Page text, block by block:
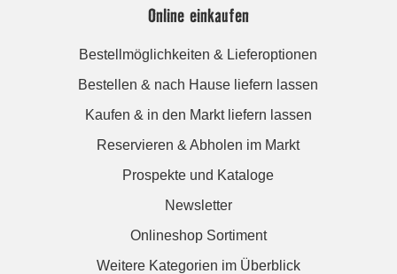
Online einkaufen
Bestellmöglichkeiten & Lieferoptionen
Bestellen & nach Hause liefern lassen
Kaufen & in den Markt liefern lassen
Reservieren & Abholen im Markt
Prospekte und Kataloge
Newsletter
Onlineshop Sortiment
Weitere Kategorien im Überblick